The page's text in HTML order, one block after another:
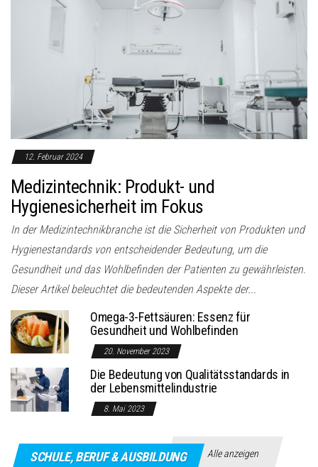
12. Februar 2024
Medizintechnik: Produkt- und
Hygienesicherheit im Fokus
In der Medizintechnikbranche ist die Sicherheit von Produkten und
Hygienestandards von entscheidender Bedeutung, um die
Gesundheit und das Wohlbefinden der Patienten zu gewährleisten.
Dieser Artikel beleuchtet die bedeutenden Aspekte der...
Omega-3-Fettsäuren: Essenz für
Gesundheit und Wohlbefinden
20. November 2023
Die Bedeutung von Qualitätsstandards in
der Lebensmittelindustrie
8. Mai 2023
SCHULE, BERUF & AUSBILDUNG Alle anzeigen